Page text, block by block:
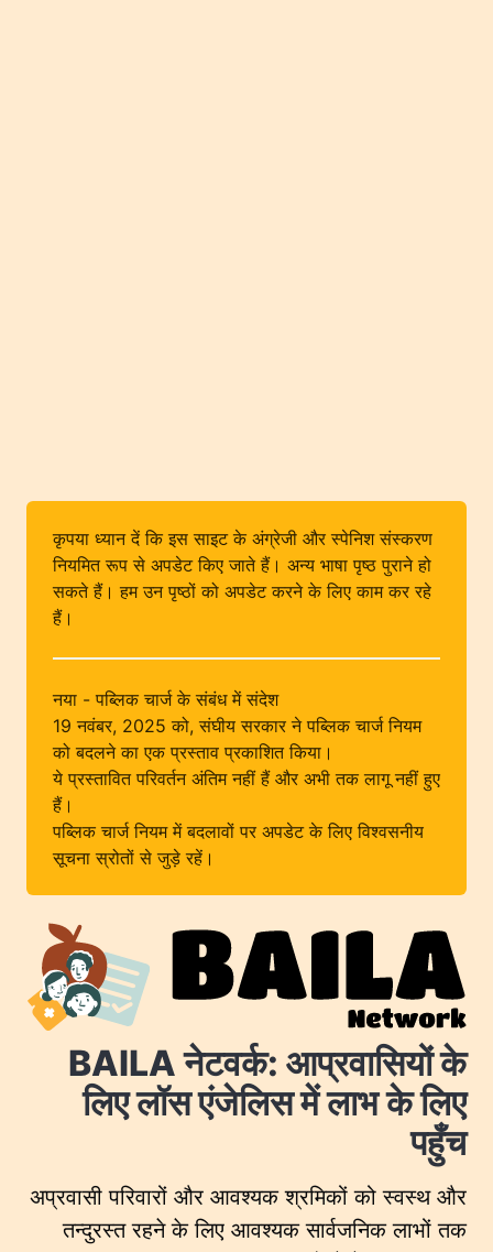
कृपया ध्यान दें कि इस साइट के अंग्रेजी और स्पेनिश संस्करण
नियमित रूप से अपडेट किए जाते हैं। अन्य भाषा पृष्ठ पुराने हो
सकते हैं। हम उन पृष्ठों को अपडेट करने के लिए काम कर रहे
हैं।
नया - पब्लिक चार्ज के संबंध में संदेश
19 नवंबर, 2025 को, संघीय सरकार ने पब्लिक चार्ज नियम
को बदलने का एक प्रस्ताव प्रकाशित किया।
ये प्रस्तावित परिवर्तन अंतिम नहीं हैं और अभी तक लागू नहीं हुए
हैं।
पब्लिक चार्ज नियम में बदलावों पर अपडेट के लिए विश्वसनीय
सूचना स्रोतों से जुड़े रहें।
BAILA नेटवर्क: आप्रवासियों के
लिए लॉस एंजेलिस में लाभ के लिए
पहुँच
अप्रवासी परिवारों और आवश्यक श्रमिकों को स्वस्थ और
तन्दुरस्त रहने के लिए आवश्यक सार्वजनिक लाभों तक